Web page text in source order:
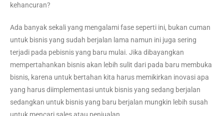
kehancuran?
Ada banyak sekali yang mengalami fase seperti ini, bukan cuman
untuk bisnis yang sudah berjalan lama namun ini juga sering
terjadi pada pebisnis yang baru mulai. Jika dibayangkan
mempertahankan bisnis akan lebih sulit dari pada baru membuka
bisnis, karena untuk bertahan kita harus memikirkan inovasi apa
yang harus diimplementasi untuk bisnis yang sedang berjalan
sedangkan untuk bisnis yang baru berjalan mungkin lebih susah